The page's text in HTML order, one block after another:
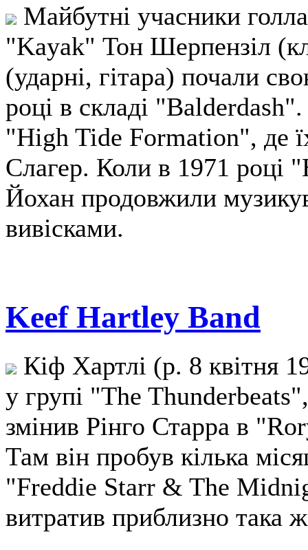
Майбутні учасники
"Kayak" Тон Шерпензіл
(ударні, гітара) почали
році в складі
"High Tide Formation", де
Слагер. Коли в 1971 році
Йохан продовжили
вивісками.
Keef Hartley Band
Кіф Хартлі (р. 8 квітня
у групі "The
змінив Рінго Старра в
Там він пробув кілька
"Freddie Starr & The
витратив приблизно така ж